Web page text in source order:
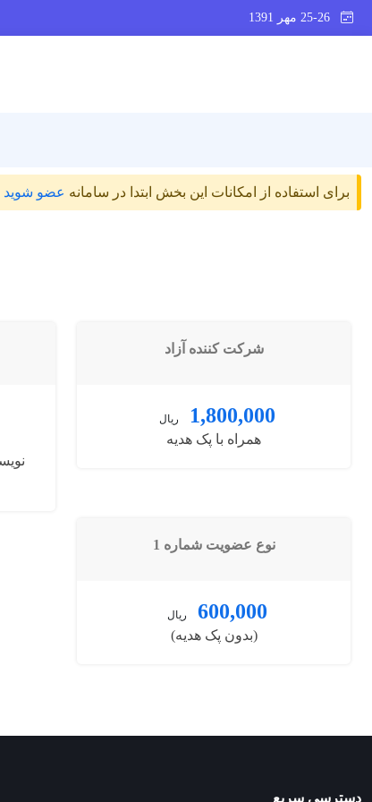
برای استفاده از امکانات این بخش ابتدا در سامانه عضو شوید
شرکت کننده آزاد
1,800,000 ریال
همراه با پک هدیه
نوع عضویت شماره 1
600,000 ریال
(بدون پک هدیه)
دسترسی سریع